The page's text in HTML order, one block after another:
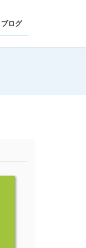
ブログ